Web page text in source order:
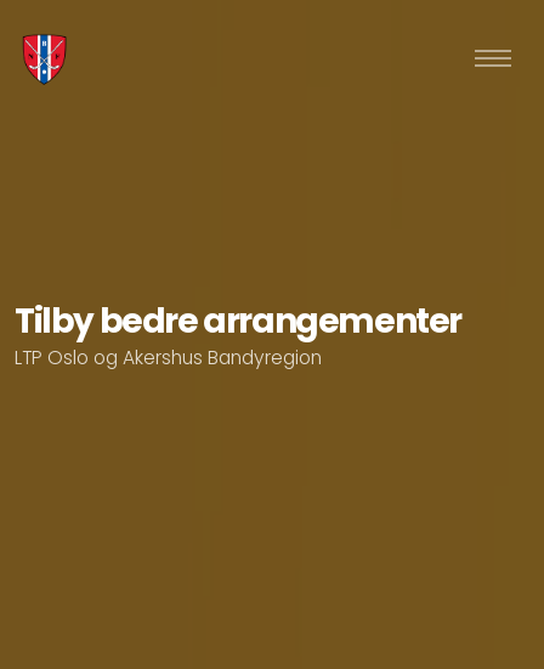
Tilby bedre arrangementer
LTP Oslo og Akershus Bandyregion